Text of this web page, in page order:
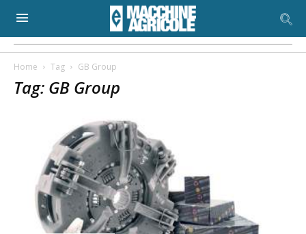
Home Tag GB Group
Tag: GB Group